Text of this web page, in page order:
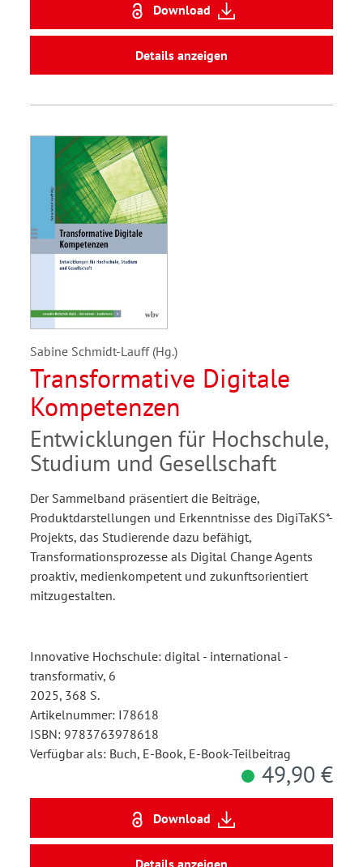
Download
Details anzeigen
Sabine Schmidt-Lauff (Hg.)
Transformative Digitale
Kompetenzen
Entwicklungen für Hochschule,
Studium und Gesellschaft
Der Sammelband präsentiert die Beiträge,
Produktdarstellungen und Erkenntnisse des DigiTaKS*-
Projekts, das Studierende dazu befähigt,
Transformationsprozesse als Digital Change Agents
proaktiv, medienkompetent und zukunftsorientiert
mitzugestalten.
Innovative Hochschule: digital - international -
transformativ, 6
2025, 368 S.
Artikelnummer: I78618
ISBN: 9783763978618
Verfügbar als: Buch, E-Book, E-Book-Teilbeitrag
49,90 €
Download